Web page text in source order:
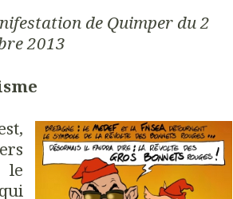
de Quimper du 2
2013
le